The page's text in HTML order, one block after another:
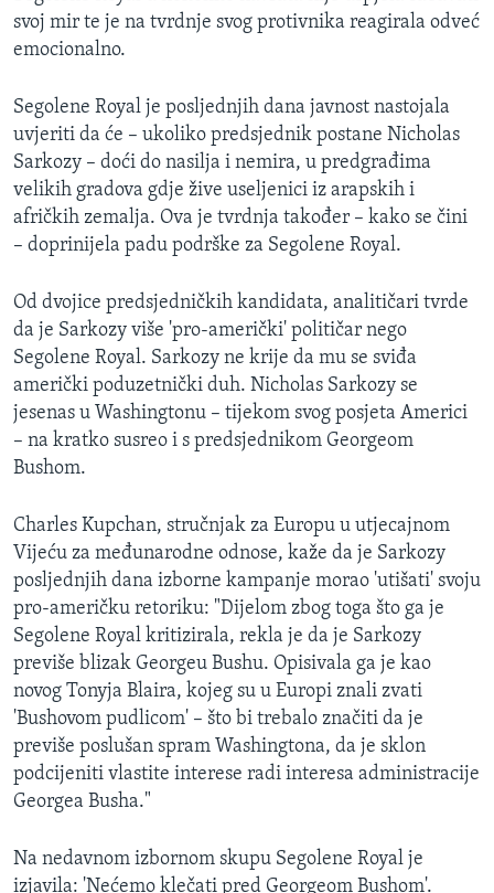
Jezici
svoj mir te je na tvrdnje svog protivnika reagirala odveć
emocionalno.
Segolene Royal je posljednjih dana javnost nastojala
uvjeriti da će – ukoliko predsjednik postane Nicholas
Sarkozy – doći do nasilja i nemira, u predgrađima
velikih gradova gdje žive useljenici iz arapskih i
afričkih zemalja. Ova je tvrdnja također – kako se čini
– doprinijela padu podrške za Segolene Royal.
Od dvojice predsjedničkih kandidata, analitičari tvrde
da je Sarkozy više 'pro-američki' političar nego
Segolene Royal. Sarkozy ne krije da mu se sviđa
američki poduzetnički duh. Nicholas Sarkozy se
jesenas u Washingtonu – tijekom svog posjeta Americi
– na kratko susreo i s predsjednikom Georgeom
Bushom.
Charles Kupchan, stručnjak za Europu u utjecajnom
Vijeću za međunarodne odnose, kaže da je Sarkozy
posljednjih dana izborne kampanje morao 'utišati' svoju
pro-američku retoriku: "Dijelom zbog toga što ga je
Segolene Royal kritizirala, rekla je da je Sarkozy
previše blizak Georgeu Bushu. Opisivala ga je kao
novog Tonyja Blaira, kojeg su u Europi znali zvati
'Bushovom pudlicom' – što bi trebalo značiti da je
previše poslušan spram Washingtona, da je sklon
podcijeniti vlastite interese radi interesa administracije
Georgea Busha."
Na nedavnom izbornom skupu Segolene Royal je
izjavila: 'Nećemo klečati pred Georgeom Bushom'.